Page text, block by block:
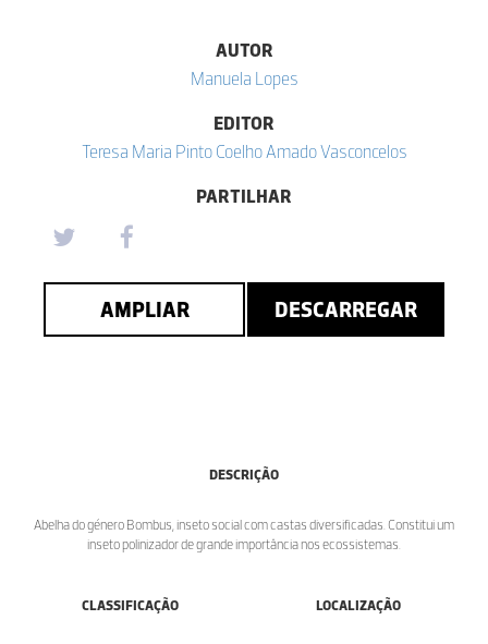
AUTOR
Manuela Lopes
EDITOR
Teresa Maria Pinto Coelho Amado Vasconcelos
PARTILHAR
AMPLIAR DESCARREGAR
DESCRIÇÃO
Abelha do género Bombus, inseto social com castas diversificadas. Constitui um
inseto polinizador de grande importância nos ecossistemas.
CLASSIFICAÇÃO LOCALIZAÇÃO